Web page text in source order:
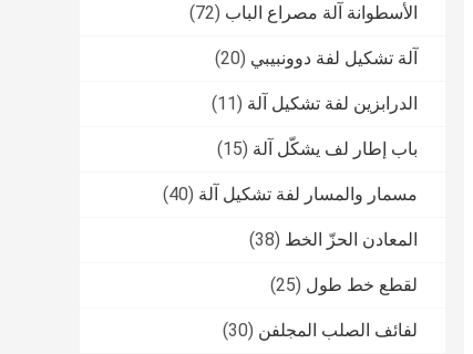
الأسطوانة آلة مصراع الباب (72)
آلة تشكيل لفة دوونبيبي (20)
الدرابزين لفة تشكيل آلة (11)
باب إطار لف يشكّل آلة (15)
مسمار والمسار لفة تشكيل آلة (40)
المعادن الحزّ الخط (38)
لقطع خط طول (25)
لفائف الصلب المجلفن (30)